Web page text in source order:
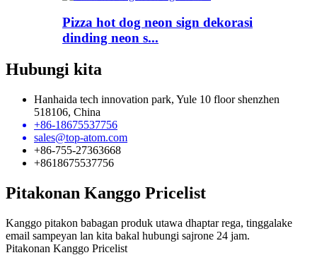
Pizza hot dog neon sign dekorasi
dinding neon s...
Hubungi kita
Hanhaida tech innovation park, Yule 10 floor shenzhen
518106, China
+86-18675537756
sales@top-atom.com
+86-755-27363668
+8618675537756
Pitakonan Kanggo Pricelist
Kanggo pitakon babagan produk utawa dhaptar rega, tinggalake
email sampeyan lan kita bakal hubungi sajrone 24 jam.
Pitakonan Kanggo Pricelist